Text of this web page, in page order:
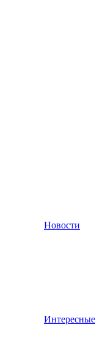
Новости
Интересные